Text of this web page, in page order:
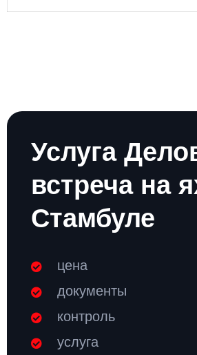
Услуга
встреча на
Стамбуле
цена
документы
контроль
услуга